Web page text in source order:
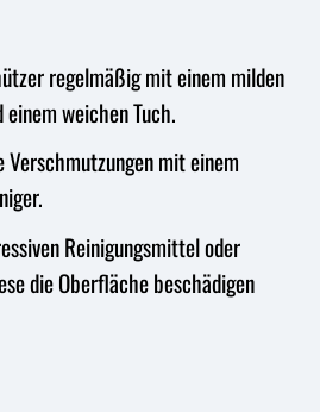
regelmäßig mit einem milden
weichen Tuch.
mit einem
Reinigungsmittel oder
die Oberfläche beschädigen